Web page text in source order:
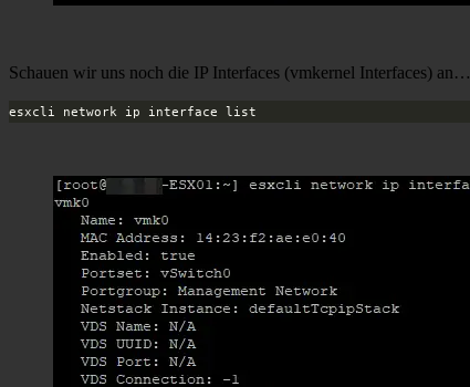
Schauen wir uns noch die IP Interfaces (vmkernel Interfaces) an…
esxcli network ip interface list